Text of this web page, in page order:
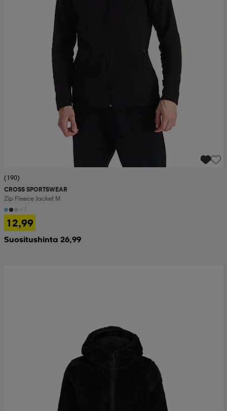
(190)
CROSS SPORTSWEAR
Zip Fleece Jacket M
12,99
Suositushinta 26,99